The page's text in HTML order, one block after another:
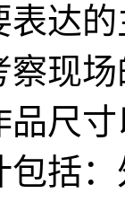
表达
察现
品尺
包括